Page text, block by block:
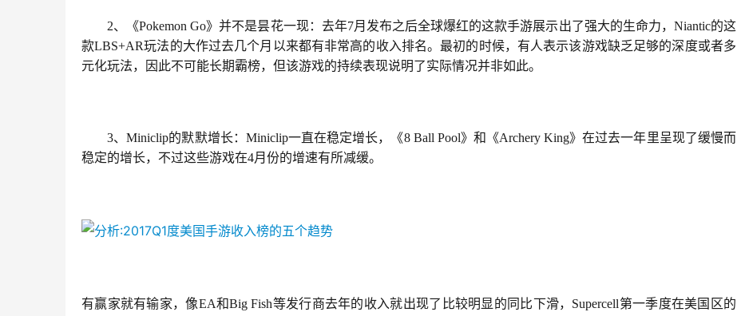
2、《Pokemon Go》并不是昙花一现：去年7月发布之后全球爆红的这款手游展示出了强大的生命力，Niantic的这
款LBS+AR玩法的大作过去几个月以来都有非常高的收入排名。最初的时候，有人表示该游戏缺乏足够的深度或者多
元化玩法，因此不可能长期霸榜，但该游戏的持续表现说明了实际情况并非如此。
3、Miniclip的默默增长：Miniclip一直在稳定增长，《8 Ball Pool》和《Archery King》在过去一年里呈现了缓慢而
稳定的增长，不过这些游戏在4月份的增速有所减缓。
有赢家就有输家，像EA和Big Fish等发行商去年的收入就出现了比较明显的同比下滑，Supercell第一季度在美国区的